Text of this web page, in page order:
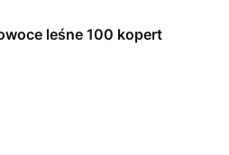
leśne 100 kopert